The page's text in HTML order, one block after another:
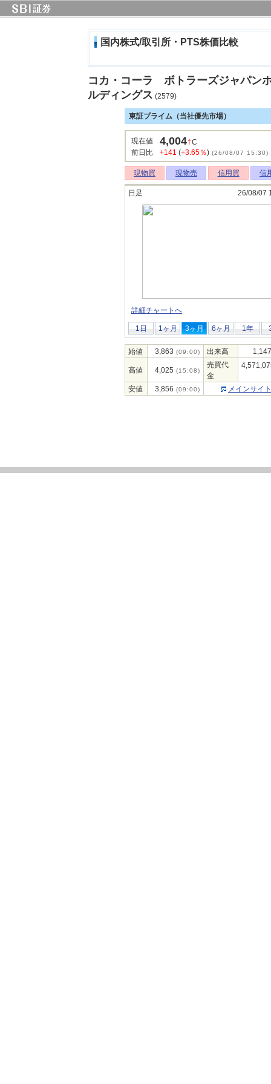
国内株式/取引所・PTS株価比較
コカ・コーラ ボトラーズジャパン
ルディングス (2579)
東証プライム（当社優先市場）
現在値 4,004↑C
前日比
+141 (+3.65％) (26/08/07 15:30)
現物買 現物売 信用買 信
日足 26/08/07
詳細チャートへ
1日 1ヶ月 3ヶ月 6ヶ月 1年
始値 3,863 (09:00) 出来高
高値 4,025 (15:08)
売買代
金
安値 3,856 (09:00) メインサイ